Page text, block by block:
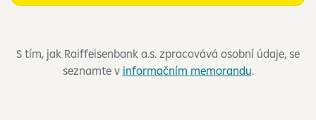
S tím, jak Raiffeisenbank a.s. zpracovává osobní údaje, se
seznamte v informačním memorandu.